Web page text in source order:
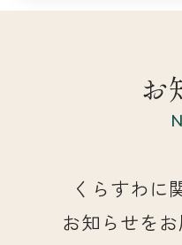
お
くらすわに
お知らせをお